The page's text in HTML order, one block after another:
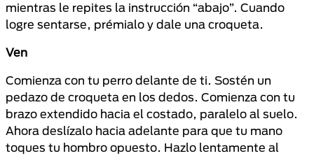
mientras le repites la instrucción “abajo”. Cuando
logre sentarse, prémialo y dale una croqueta.
Ven
Comienza con tu perro delante de ti. Sostén un
pedazo de croqueta en los dedos. Comienza con tu
brazo extendido hacia el costado, paralelo al suelo.
Ahora deslízalo hacia adelante para que tu mano
toques tu hombro opuesto. Hazlo lentamente al